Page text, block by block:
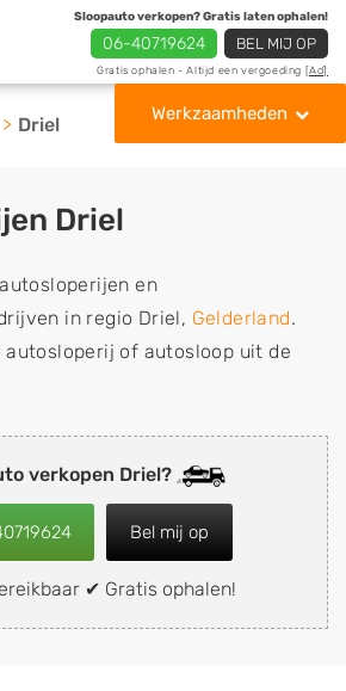
Sloopauto verkopen? Gratis laten ophalen!
06-40719624 BEL MIJ OP
Gratis ophalen - Altijd een vergoeding [Ad]
Werkzaamheden
Driel
verkopen Driel?
Bel mij op
✔ Gratis ophalen!
Driel
en
in regio Driel, Gelderland.
autosloperij of autosloop uit de
is in de verkoop van
schadeauto's en
(ook zonder apk keuring). Wilt u
motor of brommobiel
aan een
de buurt, deze zelf wegbrengen
liever laten ophalen op een